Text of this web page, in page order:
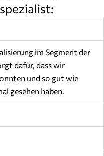
im Segment der
dafür, dass wir
und so gut wie
gesehen haben.